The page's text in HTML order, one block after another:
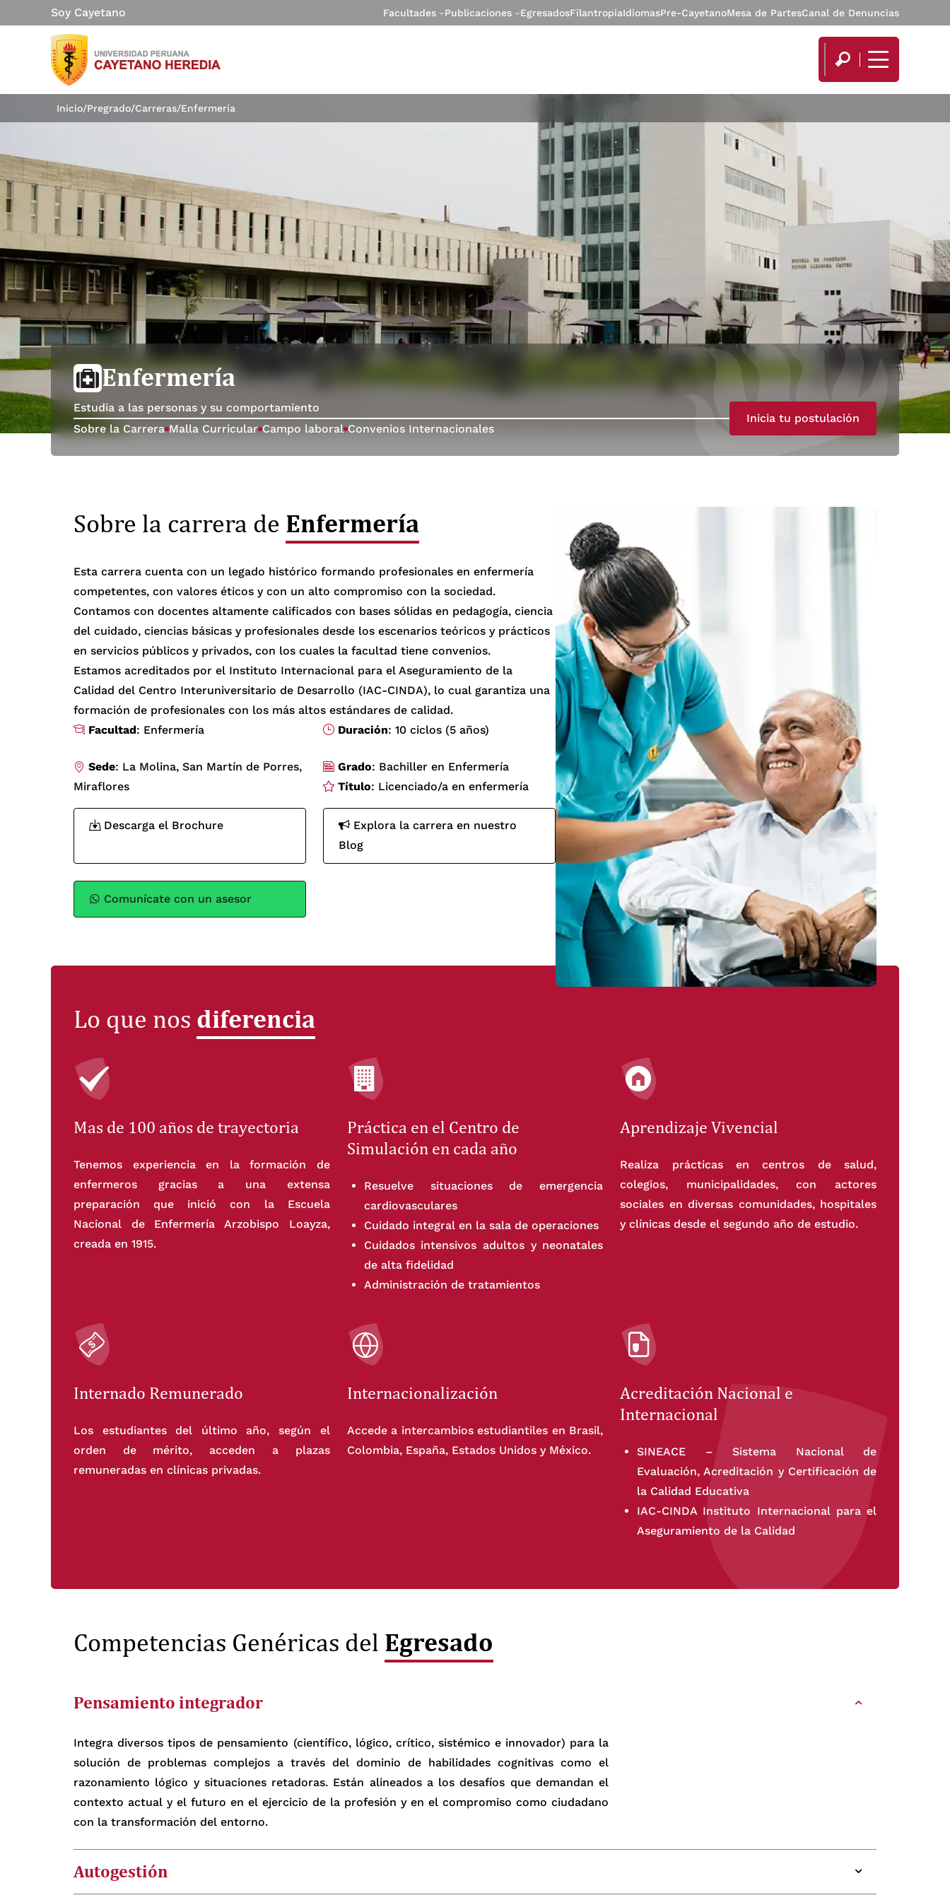
Soy Cayetano Facultades Publicaciones EgresadosFilantropiaIdiomasPre-CayetanoMesa de PartesCanal de Denuncias
Inicio/Pregrado/Carreras/Enfermería
Enfermería
Estudia a las personas y su comportamiento
Sobre la Carrera Malla Curricular Campo laboral Convenios Internacionales
Inicia tu postulación
Sobre la carrera de Enfermería
Esta carrera cuenta con un legado histórico formando profesionales en enfermería
competentes, con valores éticos y con un alto compromiso con la sociedad.
Contamos con docentes altamente calificados con bases sólidas en pedagogía, ciencia
del cuidado, ciencias básicas y profesionales desde los escenarios teóricos y prácticos
en servicios públicos y privados, con los cuales la facultad tiene convenios.
Estamos acreditados por el Instituto Internacional para el Aseguramiento de la
Calidad del Centro Interuniversitario de Desarrollo (IAC-CINDA), lo cual garantiza una
formación de profesionales con los más altos estándares de calidad.
Facultad: Enfermería Duración: 10 ciclos (5 años)
Sede: La Molina, San Martín de Porres,
Miraflores
Grado: Bachiller en Enfermería
Título: Licenciado/a en enfermería
Descarga el Brochure
Explora la carrera en nuestro
Blog
Comunícate con un asesor
Lo que nos diferencia
Mas de 100 años de trayectoria
Tenemos experiencia en la formación de
enfermeros gracias a una extensa
preparación que inició con la Escuela
Nacional de Enfermería Arzobispo Loayza,
creada en 1915.
Práctica en el Centro de
Simulación en cada año
Resuelve situaciones de emergencia
cardiovasculares
Cuidado integral en la sala de operaciones
Cuidados intensivos adultos y neonatales
de alta fidelidad
Administración de tratamientos
Aprendizaje Vivencial
Realiza prácticas en centros de salud,
colegios, municipalidades, con actores
sociales en diversas comunidades, hospitales
y clínicas desde el segundo año de estudio.
Internado Remunerado
Los estudiantes del último año, según el
orden de mérito, acceden a plazas
remuneradas en clínicas privadas.
Internacionalización
Accede a intercambios estudiantiles en Brasil,
Colombia, España, Estados Unidos y México.
Acreditación Nacional e
Internacional
SINEACE – Sistema Nacional de
Evaluación, Acreditación y Certificación de
la Calidad Educativa
IAC-CINDA Instituto Internacional para el
Aseguramiento de la Calidad
Competencias Genéricas del Egresado
Pensamiento integrador
Integra diversos tipos de pensamiento (científico, lógico, crítico, sistémico e innovador) para la
solución de problemas complejos a través del dominio de habilidades cognitivas como el
razonamiento lógico y situaciones retadoras. Están alineados a los desafíos que demandan el
contexto actual y el futuro en el ejercicio de la profesión y en el compromiso como ciudadano
con la transformación del entorno.
Autogestión